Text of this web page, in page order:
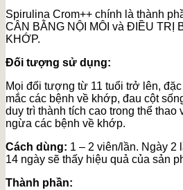
Spirulina Crom++ chính là thành
CÂN BẰNG NỘI MÔI và ĐIỀU TRỊ
KHỚP.
Đối tượng sử dụng:
Mọi đối tượng từ 11 tuổi trở lên,
mắc các bệnh về khớp, đau cột
duy trì thành tích cao trong thể
ngừa các bệnh về khớp.
Cách dùng: 1 – 2 viên/lần. Ngày 2
14 ngày sẽ thấy hiệu quả của sản
Thành phần: